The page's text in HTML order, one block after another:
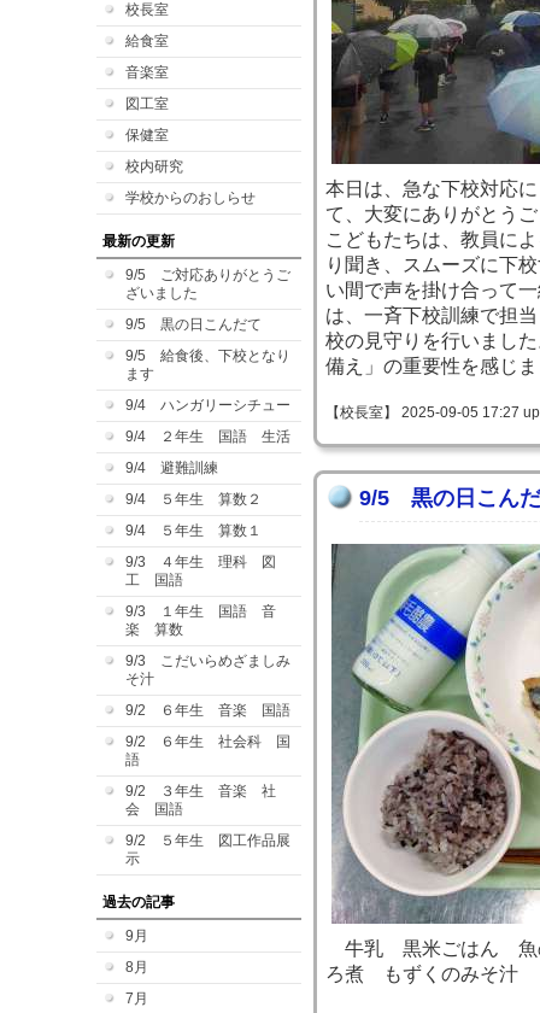
校長室
給食室
音楽室
図工室
保健室
校内研究
学校からのおしらせ
最新の更新
9/5 ご対応ありがとうご
ざいました
9/5 黒の日こんだて
9/5 給食後、下校となり
ます
9/4 ハンガリーシチュー
9/4 ２年生 国語 生活
9/4 避難訓練
9/4 ５年生 算数２
9/4 ５年生 算数１
9/3 ４年生 理科 図
工 国語
9/3 １年生 国語 音
楽 算数
9/3 こだいらめざましみ
そ汁
9/2 ６年生 音楽 国語
9/2 ６年生 社会科 国
語
9/2 ３年生 音楽 社
会 国語
9/2 ５年生 図工作品展
示
過去の記事
9月
8月
7月
本日は、急な下校対応
て、大変にありがとう
こどもたちは、教員に
り聞き、スムーズに下
い間で声を掛け合って
は、一斉下校訓練で担
校の見守りを行いまし
備え」の重要性を感じ
【校長室】 2025-09-05 17:27
9/5 黒の日こん
牛乳 黒米ごはん 魚
ろ煮 もずくのみそ汁